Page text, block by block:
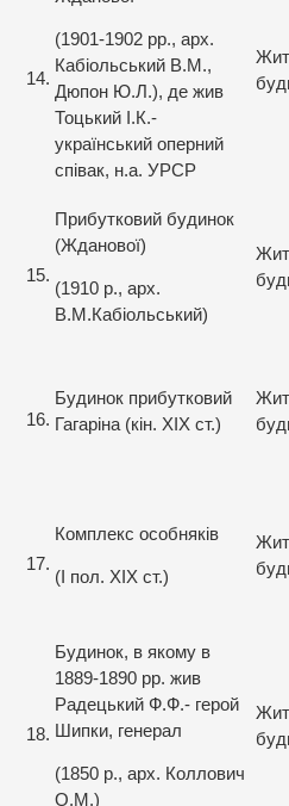
14.
(1901-1902 рр., арх.
Кабіольський В.М.,
Дюпон Ю.Л.), де жив
Тоцький І.К.-
український оперний
співак, н.а. УРСР
15.
Прибутковий будинок
(Жданової)
(1910 р., арх.
В.М.Кабіольський)
16.
Будинок прибутковий
Гагаріна (кін. XIX ст.)
17.
Комплекс особняків
(I пол. XIX ст.)
18.
Будинок, в якому в
1889-1890 рр. жив
Радецький Ф.Ф.- герой
Шипки, генерал
(1850 р., арх. Коллович
О.М.)